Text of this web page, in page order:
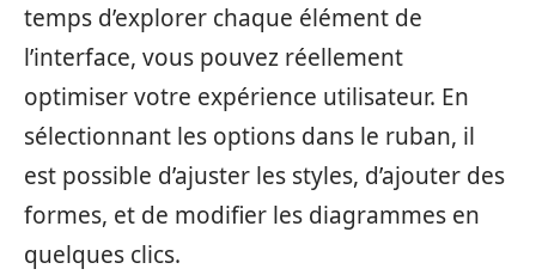
temps d’explorer chaque élément de
l’interface, vous pouvez réellement
optimiser votre expérience utilisateur. En
sélectionnant les options dans le ruban, il
est possible d’ajuster les styles, d’ajouter des
formes, et de modifier les diagrammes en
quelques clics.